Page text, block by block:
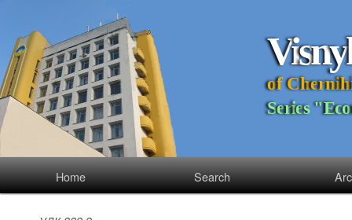
Visny
of Chernih
Series "Eco
Home Search